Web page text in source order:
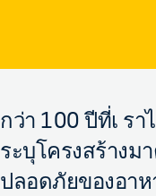
กว่า 100 ปีที่เ ร
ระบุโครงสร้างม
ปลอดภัยของอา